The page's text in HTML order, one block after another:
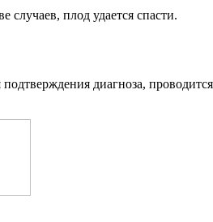
плод удается спасти.
диагноза,